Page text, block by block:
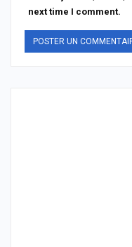
next time I comment.